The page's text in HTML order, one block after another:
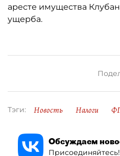
аресте имущества
ущерба.
Тэги: Новость Налоги
Обсуждаем
Присоединяйтесь!